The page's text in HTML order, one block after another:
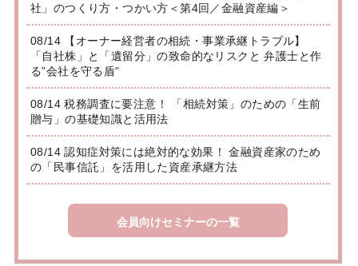
社」のつくり方・つかい方＜第4回／金融資産編＞
08/14 【オーナー経営者の相続・事業承継トラブル】
「自社株」と「遺留分」の致命的なリスクと 弁護士と作
る”会社を守る盾”
08/14 税務調査に要注意！ 「相続対策」のための「生前
贈与」の基礎知識と活用法
08/14 認知症対策には絶対的な効果！ 金融資産家のため
の「民事信託」を活用した資産承継方法
会員向けセミナーの一覧